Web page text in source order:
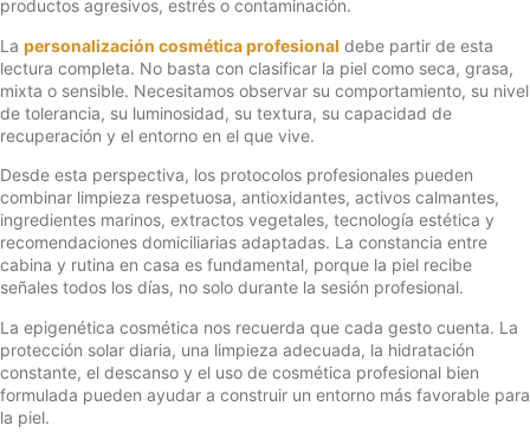
productos agresivos, estrés o contaminación.
La personalización cosmética profesional debe partir de esta
lectura completa. No basta con clasificar la piel como seca, grasa,
mixta o sensible. Necesitamos observar su comportamiento, su nivel
de tolerancia, su luminosidad, su textura, su capacidad de
recuperación y el entorno en el que vive.
Desde esta perspectiva, los protocolos profesionales pueden
combinar limpieza respetuosa, antioxidantes, activos calmantes,
ingredientes marinos, extractos vegetales, tecnología estética y
recomendaciones domiciliarias adaptadas. La constancia entre
cabina y rutina en casa es fundamental, porque la piel recibe
señales todos los días, no solo durante la sesión profesional.
La epigenética cosmética nos recuerda que cada gesto cuenta. La
protección solar diaria, una limpieza adecuada, la hidratación
constante, el descanso y el uso de cosmética profesional bien
formulada pueden ayudar a construir un entorno más favorable para
la piel.